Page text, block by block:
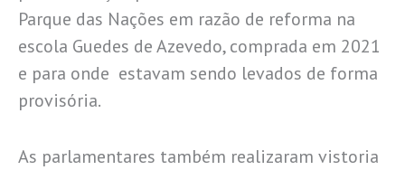
Parque das Nações em razão de reforma na
escola Guedes de Azevedo, comprada em 2021
e para onde estavam sendo levados de forma
provisória.
As parlamentares também realizaram vistoria